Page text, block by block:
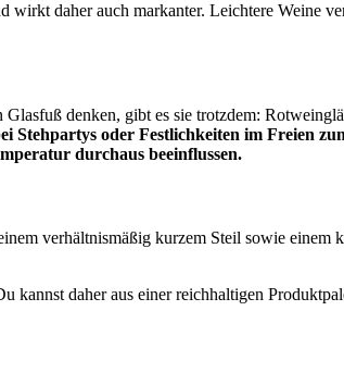
wirkt daher auch markanter. Leichtere Weine
denken, gibt es sie trotzdem:
Stehpartys oder Festlichkeiten im Freien
durchaus beeinflussen.
verhältnismäßig kurzem Steil sowie einem
kannst daher aus einer reichhaltigen